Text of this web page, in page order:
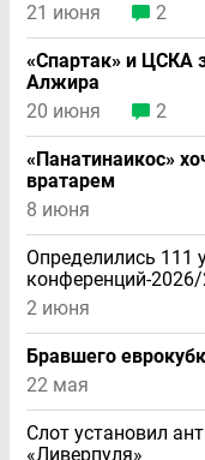
21 июня
2
«Спартак» и ЦСКА
Алжира
20 июня
2
«Панатинаикос»
вратарем
8 июня
Определились 111
конференций-
2 июня
Бравшего
22 мая
Слот установил
«Ливерпуля»